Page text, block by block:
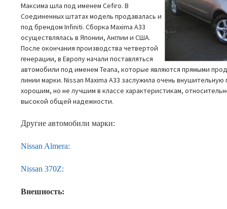
Максима шла под именем Cefiro. В
Соединенных штатах модель продавалась и
под брендом Infiniti. Сборка Maxima A33
осуществлялась в Японии, Англии и США.
После окончания производства четвертой
генерации, в Европу начали поставляться
автомобили под именем Teana, которые являются прямыми
линии марки. Nissan Maxima A33 заслужила очень внушительную
хорошим, но не лучшим в классе характеристикам,
высокой общей надежности.
Другие автомобили марки:
Nissan Almera:
Nissan 370Z:
Внешность: